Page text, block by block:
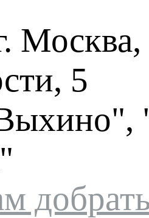
Москва,
5